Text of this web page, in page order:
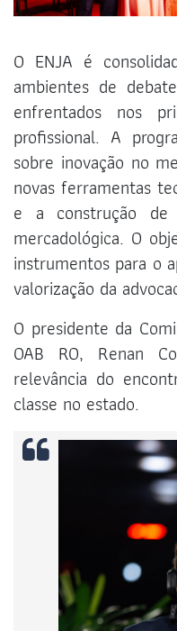
O ENJA é
ambientes de
enfrentados nos
profissional. A
sobre inovação no
novas ferramentas
e a construção de
mercadológica. O
instrumentos para o
valorização da
O presidente da
OAB RO, Renan
relevância do
classe no estado.